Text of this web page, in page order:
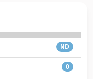
ND
0